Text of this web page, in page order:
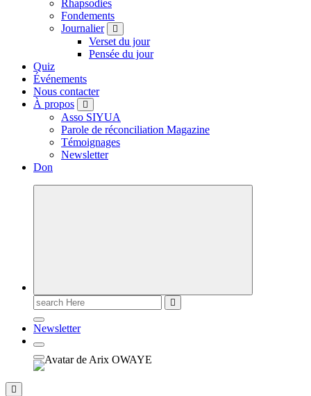
Rhapsodies
Fondements
Journalier
Verset du jour
Pensée du jour
Quiz
Événements
Nous contacter
À propos
Asso SIYUA
Parole de réconciliation Magazine
Témoignages
Newsletter
Don
Newsletter